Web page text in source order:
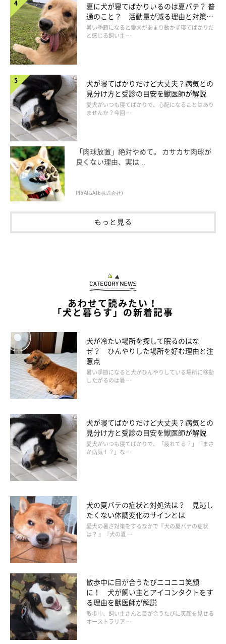
夏に犬が寝てばかりいるのは夏バテ？ 普
通のこと？ 活動量が減る理由と対策と
は
暑い季節になると愛犬があまり動かず寝てばかりだ
と感じる飼い主 …
犬が寝てばかりだけど大丈夫？病気との
見分け方と受診の目安を獣医師が解説
愛犬がいつも寝てばかりで、心配になることはあり
ませんか？今回 …
「肉球放置」絶対やめて。 カサカサ肉球が
良くない理由、実は...
PR(AIGATE株式会社)
もっと見る
あわせて読みたい！
「犬と暮らす」の新着記事
犬が冷たい場所を探して眠るのはな
ぜ？ ひんやりした場所を好む理由と注
意点
暑い季節になると犬がひんやりしている場所に移動
したがるのは暑 …
犬が寝てばかりだけど大丈夫？病気との
見分け方と受診の目安を獣医師が解説
愛犬がいつも寝てばかりで、「疲れてる？」「まさ
か病気！？」な …
犬の夏バテの症状と対処法は？ 見逃し
たくない体調変化のサインとは
愛犬の暑さ対策をするなかで『犬の夏バテの症状
は？ 』『犬の夏 …
散歩中に目が合うたびニコニコ笑顔
に！ 犬が飼い主とアイコンタクトをす
る理由を獣医師が解説
散歩中、飼い主さんと目が合うたびに笑顔を見せる
オーストラリア …